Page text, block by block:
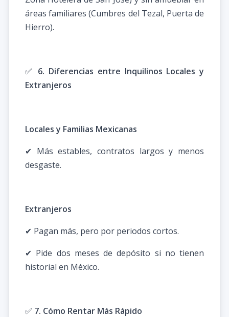
áreas familiares (Cumbres del Tezal, Puerta de
Hierro).
✅ 6. Diferencias entre Inquilinos Locales y
Extranjeros
Locales y Familias Mexicanas
✔ Más estables, contratos largos y menos
desgaste.
Extranjeros
✔ Pagan más, pero por periodos cortos.
✔ Pide dos meses de depósito si no tienen
historial en México.
✅ 7. Cómo Rentar Más Rápido